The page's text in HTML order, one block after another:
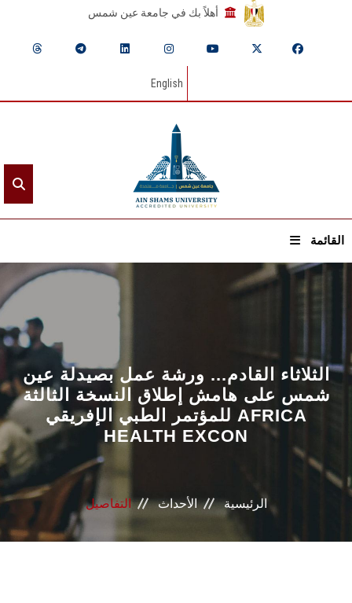
أهلاً بك في جامعة عين شمس
English
القائمة
الرئيسيـة
عن الجامعة
القطاعـات
الشئون الأكاديمية
البحث العلمي
الرعاية الصحية
المراكز والوحدات
الثلاثاء القادم... ورشة عمل بصيدلة عين
شمس على هامش إطلاق النسخة الثالثة
للمؤتمر الطبي الإفريقي AFRICA
HEALTH EXCON
الرئيسية الأحداث التفاصيل